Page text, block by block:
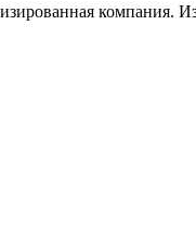
компания.